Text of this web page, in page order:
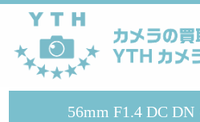
YTHカメラ >
56mm F1.4 DC